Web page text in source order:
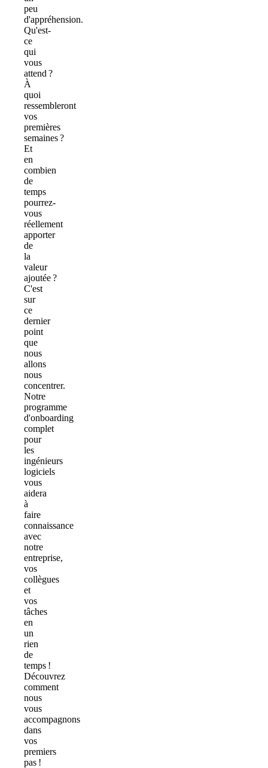
peu
d'appréhension.
Qu'est-
ce
qui
vous
attend ?
À
quoi
ressembleront
vos
premières
semaines ?
Et
en
combien
de
temps
pourrez-
vous
réellement
apporter
de
la
valeur
ajoutée ?
C'est
sur
ce
dernier
point
que
nous
allons
nous
concentrer.
Notre
programme
d'onboarding
complet
pour
les
ingénieurs
logiciels
vous
aidera
à
faire
connaissance
avec
notre
entreprise,
vos
collègues
et
vos
tâches
en
un
rien
de
temps !
Découvrez
comment
nous
vous
accompagnons
dans
vos
premiers
pas !